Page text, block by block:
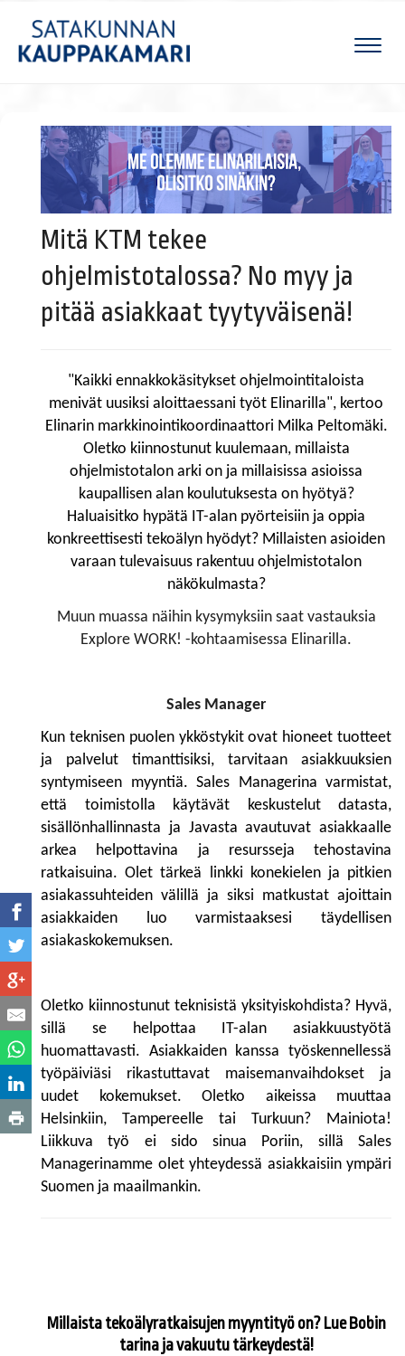
Mitä KTM tekee
ohjelmistotalossa? No myy ja
pitää asiakkaat tyytyväisenä!
"Kaikki ennakkokäsitykset ohjelmointitaloista
menivät uusiksi aloittaessani työt Elinarilla", kertoo
Elinarin markkinointikoordinaattori Milka Peltomäki.
Oletko kiinnostunut kuulemaan, millaista
ohjelmistotalon arki on ja millaisissa asioissa
kaupallisen alan koulutuksesta on hyötyä?
Haluaisitko hypätä IT-alan pyörteisiin ja oppia
konkreettisesti tekoälyn hyödyt? Millaisten asioiden
varaan tulevaisuus rakentuu ohjelmistotalon
näkökulmasta?
Muun muassa näihin kysymyksiin saat vastauksia
Explore WORK! -kohtaamisessa Elinarilla.
Sales Manager
Kun teknisen puolen ykköstykit ovat hioneet tuotteet
ja palvelut timanttisiksi, tarvitaan asiakkuuksien
syntymiseen myyntiä. Sales Managerina varmistat,
että toimistolla käytävät keskustelut datasta,
sisällönhallinnasta ja Javasta avautuvat asiakkaalle
arkea helpottavina ja resursseja tehostavina
ratkaisuina. Olet tärkeä linkki konekielen ja pitkien
asiakassuhteiden välillä ja siksi matkustat ajoittain
asiakkaiden luo varmistaaksesi täydellisen
asiakaskokemuksen.
Oletko kiinnostunut teknisistä yksityiskohdista? Hyvä,
sillä se helpottaa IT-alan asiakkuustyötä
huomattavasti. Asiakkaiden kanssa työskennellessä
työpäiviäsi rikastuttavat maisemanvaihdokset ja
uudet kokemukset. Oletko aikeissa muuttaa
Helsinkiin, Tampereelle tai Turkuun? Mainiota!
Liikkuva työ ei sido sinua Poriin, sillä Sales
Managerinamme olet yhteydessä asiakkaisiin ympäri
Suomen ja maailmankin.
Millaista tekoälyratkaisujen myyntityö on? Lue Bobin
tarina ja vakuutu tärkeydestä!